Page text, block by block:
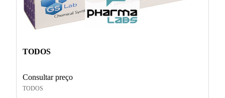
TODOS
Consultar preço
TODOS